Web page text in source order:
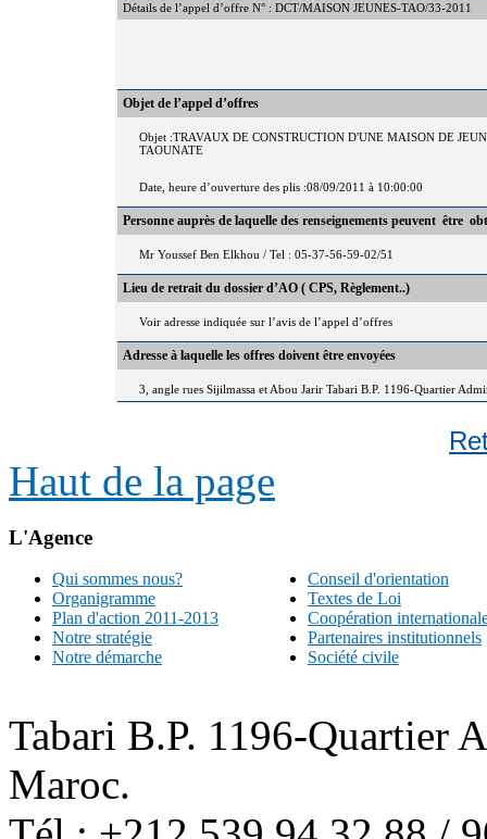
Détails de l’appel d’offre N° : DCT/MAISON JEUNES-TAO/33-2011
Objet de l’appel d’offres
Objet :TRAVAUX DE CONSTRUCTION D'UNE MAISON DE
TAOUNATE
Date, heure d’ouverture des plis :08/09/2011 à 10:00:00
Personne auprès de laquelle des renseignements peuvent être
Mr Youssef Ben Elkhou / Tel : 05-37-56-59-02/51
Lieu de retrait du dossier d’AO ( CPS, Règlement..)
Voir adresse indiquée sur l’avis de l’appel d’offres
Adresse à laquelle les offres doivent être envoyées
3, angle rues Sijilmassa et Abou Jarir Tabari B.P. 1196-Quartier
Haut de la page
L'Agence
Qui sommes nous?
Organigramme
Plan d'action 2011-2013
Notre stratégie
Notre démarche
Conseil d'orientation
Textes de Loi
Coopération
Partenaires institutionnels
Société civile
Tabari B.P. 1196-Quartier
Maroc.